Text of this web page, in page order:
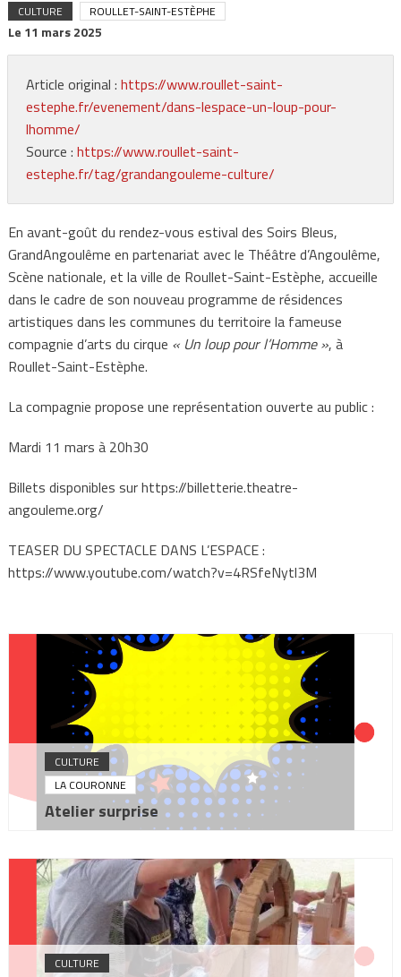
CULTURE ROULLET-SAINT-ESTÈPHE
Le 11 mars 2025
Article original : https://www.roullet-saint-
estephe.fr/evenement/dans-lespace-un-loup-pour-
lhomme/
Source : https://www.roullet-saint-
estephe.fr/tag/grandangouleme-culture/
En avant-goût du rendez-vous estival des Soirs Bleus,
GrandAngoulême en partenariat avec le Théâtre d’Angoulême,
Scène nationale, et la ville de Roullet-Saint-Estèphe, accueille
dans le cadre de son nouveau programme de résidences
artistiques dans les communes du territoire la fameuse
compagnie d’arts du cirque « Un loup pour l’Homme », à
Roullet-Saint-Estèphe.
La compagnie propose une représentation ouverte au public :
Mardi 11 mars à 20h30
Billets disponibles sur https://billetterie.theatre-
angouleme.org/
TEASER DU SPECTACLE DANS L’ESPACE :
https://www.youtube.com/watch?v=4RSfeNytl3M
CULTURE
LA COURONNE
Atelier surprise
CULTURE